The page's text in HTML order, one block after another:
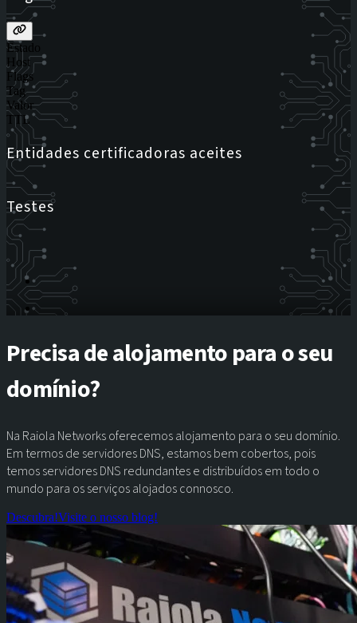
Estado
Host
Flags
Tag
Valor
TTL
Entidades certificadoras aceites
Testes
Precisa de alojamento para o seu
domínio?
Na Raiola Networks oferecemos alojamento para o seu domínio.
Em termos de servidores DNS, estamos bem cobertos, pois
temos servidores DNS redundantes e distribuídos em todo o
mundo para os serviços alojados connosco.
Descubra!Visite o nosso blog!